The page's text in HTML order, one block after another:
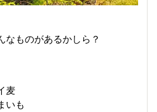
なものがあるかしら？
麦
いも